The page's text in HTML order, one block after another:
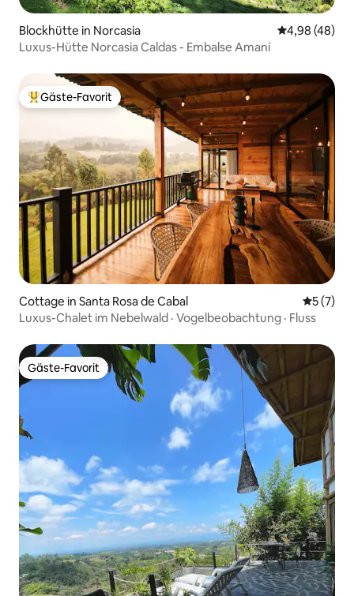
Blockhütte in Norcasia
4,98 (48)
Luxus-Hütte Norcasia Caldas - Embalse Amaní
Beliebter Gäste-Favorit.
Gäste-Favorit
Cottage in Santa Rosa de Cabal
5 (7)
Luxus-Chalet im Nebelwald · Vogelbeobachtung · Fluss
Gäste-Favorit
Gäste-Favorit